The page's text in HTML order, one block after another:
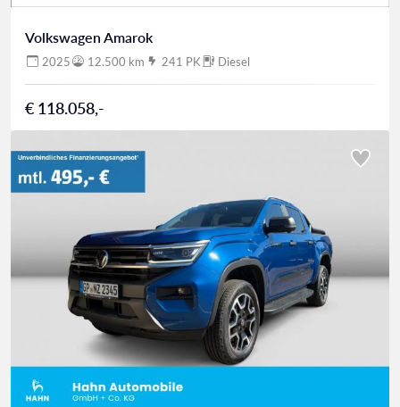
Volkswagen Amarok
2025 12.500 km 241 PK Diesel
€ 118.058,-